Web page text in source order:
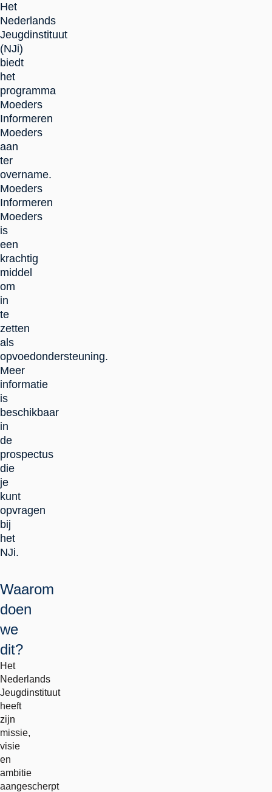
Het
Nederlands
Jeugdinstituut
(NJi)
biedt
het
programma
Moeders
Informeren
Moeders
aan
ter
overname.
Moeders
Informeren
Moeders
is
een
krachtig
middel
om
in
te
zetten
als
opvoedondersteuning.
Meer
informatie
is
beschikbaar
in
de
prospectus
die
je
kunt
opvragen
bij
het
NJi.
Waarom
doen
we
dit?
Het
Nederlands
Jeugdinstituut
heeft
zijn
missie,
visie
en
ambitie
aangescherpt